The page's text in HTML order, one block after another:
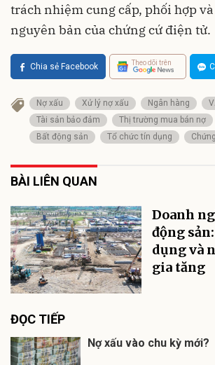
trách nhiệm cung cấp, phối hợp
nguyên bản của chứng cứ điện tử.
Chia sẻ Facebook Theo dõi trên
Nợ xấu Xử lý nợ xấu Ngân hàng
Tài sản bảo đảm
Thị trường mua bán nợ
Bất động sản
Tổ chức tín dụng
BÀI LIÊN QUAN
Doanh
động
dụng và
gia tăng
ĐỌC TIẾP
Nợ xấu vào chu kỳ mới?